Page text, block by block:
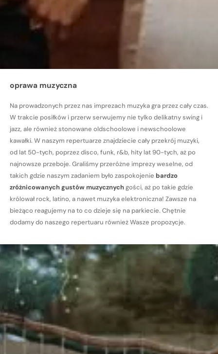
oprawa muzyczna
Na prowadzonych przez nas imprezach muzyka gra przez cały czas.
W trakcie posiłków i przerw serwujemy nie tylko delikatny swing i
jazz, ale również stonowane oldschoolowe i newschoolowe
kawałki. W naszym repertuarze znajdziecie cały przekrój muzyki,
od lat 50-tych, poprzez disco, funk, r&b, hity lat 90-tych, aż po
najnowsze przeboje. Graliśmy przeróżne imprezy weselne, od
takich gdzie naszym zadaniem było zaspokojenie bardzo
zróżnicowanych gustów muzycznychgości, aż po takie gdzie
królował rock, latino, a nawet muzyka elektroniczna! Zawsze na
bieżąco reagujemy na to co dzieje się na parkiecie. Chętnie
dodamy do naszego repertuaru również Wasze propozycje.